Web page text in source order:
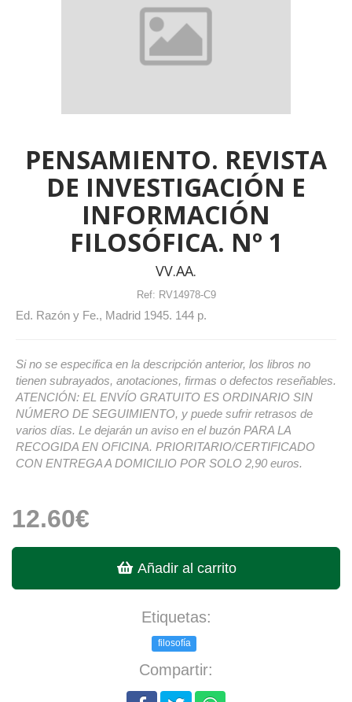
PENSAMIENTO. REVISTA
DE INVESTIGACIÓN E
INFORMACIÓN
FILOSÓFICA. Nº 1
VV.AA.
Ref: RV14978-C9
Ed. Razón y Fe., Madrid 1945. 144 p.
Si no se especifica en la descripción anterior, los libros no
tienen subrayados, anotaciones, firmas o defectos reseñables.
ATENCIÓN: EL ENVÍO GRATUITO ES ORDINARIO SIN
NÚMERO DE SEGUIMIENTO, y puede sufrir retrasos de
varios días. Le dejarán un aviso en el buzón PARA LA
RECOGIDA EN OFICINA. PRIORITARIO/CERTIFICADO
CON ENTREGA A DOMICILIO POR SOLO 2,90 euros.
12.60€
Añadir al carrito
Etiquetas:
filosofía
Compartir: